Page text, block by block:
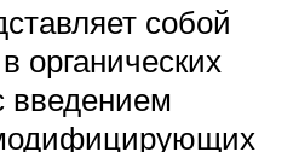
собой
органических
введением